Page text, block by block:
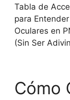
Tabla de
para
Oculares en
(Sin Ser
Cómo